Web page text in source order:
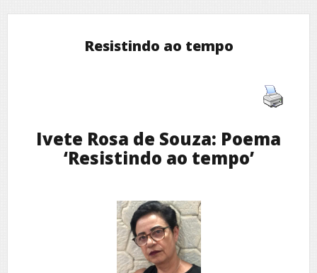
Resistindo ao tempo
Ivete Rosa de Souza: Poema
‘Resistindo ao tempo’